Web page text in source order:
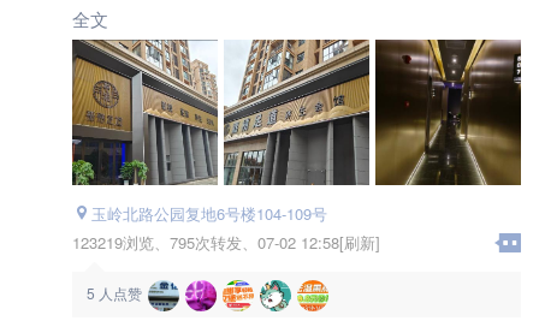
全文
玉岭北路公园复地6号楼104-109号
123219浏览、 795次转发、 07-02 12:58[刷新]
5 人点赞